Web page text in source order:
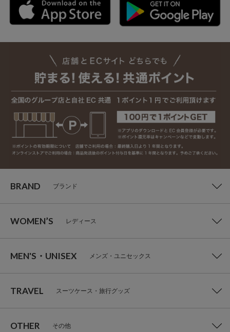
BRAND ブランド
WOMEN’S レディース
MEN'S・UNISEX メンズ・ユニセックス
TRAVEL スーツケース・旅行グッズ
OTHER その他